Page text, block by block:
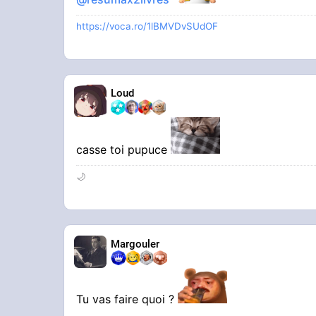
https://voca.ro/1lBMVDvSUdOF
Loud
casse toi pupuce
🌙
Margouler
Tu vas faire quoi ?